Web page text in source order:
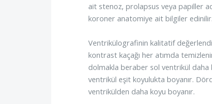
ait stenoz, prolapsus veya papiller
koroner anatomiye ait bilgiler edinilir.
Ventrikülografinin kalitatif
kontrast kaçağı her atımda
dolmakla beraber sol ventrikül
ventrikül eşit koyulukta boyanır.
ventrikülden daha koyu boyanır.